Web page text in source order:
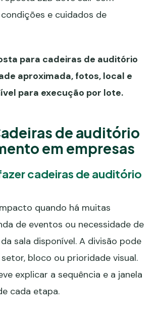
e cuidados de
para cadeiras de auditório
aproximada, fotos, local e
para execução por lote.
de auditório
em empresas
cadeiras de auditório
quando há muitas
de eventos ou necessidade de
sala disponível. A divisão pode
bloco ou prioridade visual.
explicar a sequência e a janela
cada etapa.